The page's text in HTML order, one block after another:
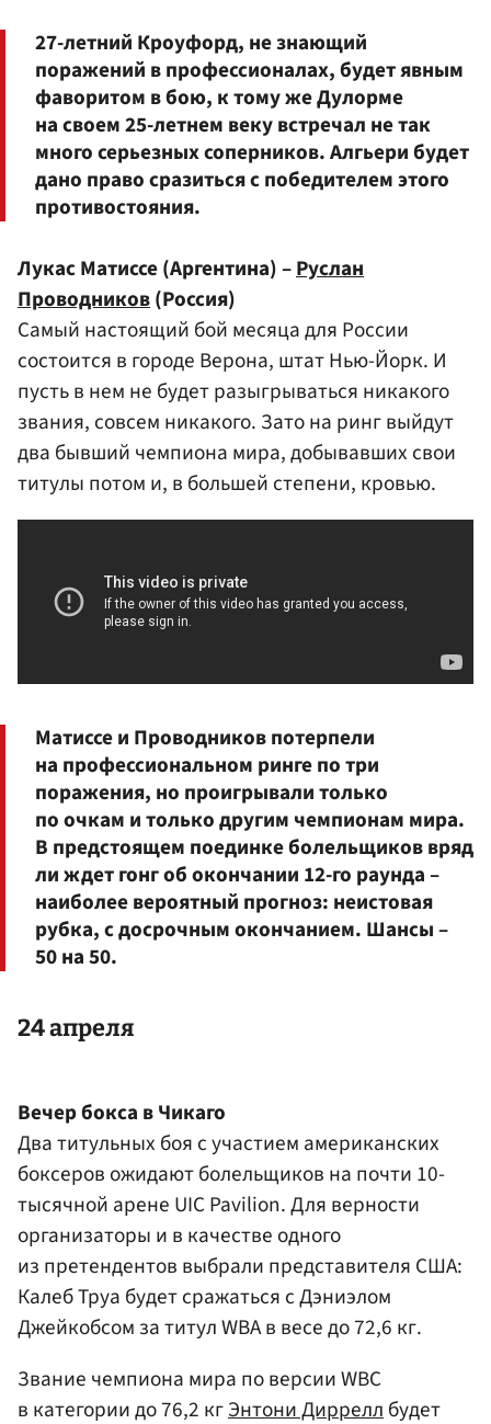
27-летний Кроуфорд, не знающий
поражений в профессионалах, будет явным
фаворитом в бою, к тому же Дулорме
на своем 25-летнем веку встречал не так
много серьезных соперников. Алгьери будет
дано право сразиться с победителем этого
противостояния.
Лукас Матиссе (Аргентина) –Руслан
Проводников(Россия)
Самый настоящий бой месяца для России
состоится в городе Верона, штат Нью-Йорк. И
пусть в нем не будет разыгрываться никакого
звания, совсем никакого. Зато на ринг выйдут
два бывший чемпиона мира, добывавших свои
титулы потом и, в большей степени, кровью.
Матиссе и Проводников потерпели
на профессиональном ринге по три
поражения, но проигрывали только
по очкам и только другим чемпионам мира.
В предстоящем поединке болельщиков вряд
ли ждет гонг об окончании 12-го раунда –
наиболее вероятный прогноз: неистовая
рубка, с досрочным окончанием. Шансы –
50 на 50.
24 апреля
Вечер бокса в Чикаго
Два титульных боя с участием американских
боксеров ожидают болельщиков на почти 10-
тысячной арене UIC Pavilion. Для верности
организаторы и в качестве одного
из претендентов выбрали представителя США:
Калеб Труа будет сражаться сДэниэлом
Джейкобсом за титул WBA в весе до 72,6 кг.
Звание чемпиона мира по версии WBC
в категории до 76,2 кгЭнтони Дирреллбудет